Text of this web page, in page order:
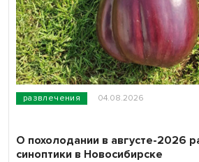
развлечения 04.08.2026
О похолодании в августе-2026
синоптики в Новосибирске